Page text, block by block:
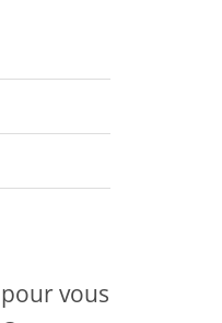
vous